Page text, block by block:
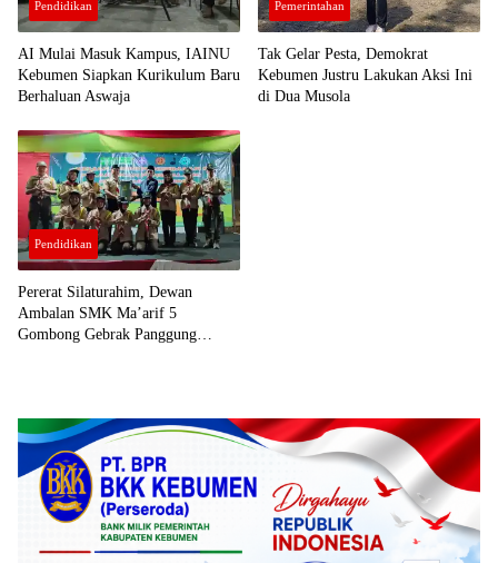
Pendidikan
AI Mulai Masuk Kampus, IAINU
Kebumen Siapkan Kurikulum Baru
Berhaluan Aswaja
Pemerintahan
Tak Gelar Pesta, Demokrat
Kebumen Justru Lakukan Aksi Ini
di Dua Musola
Pendidikan
Pererat Silaturahim, Dewan
Ambalan SMK Ma’arif 5
Gombong Gebrak Panggung